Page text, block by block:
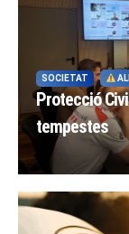
SOCIETAT
Protecció
tempestes